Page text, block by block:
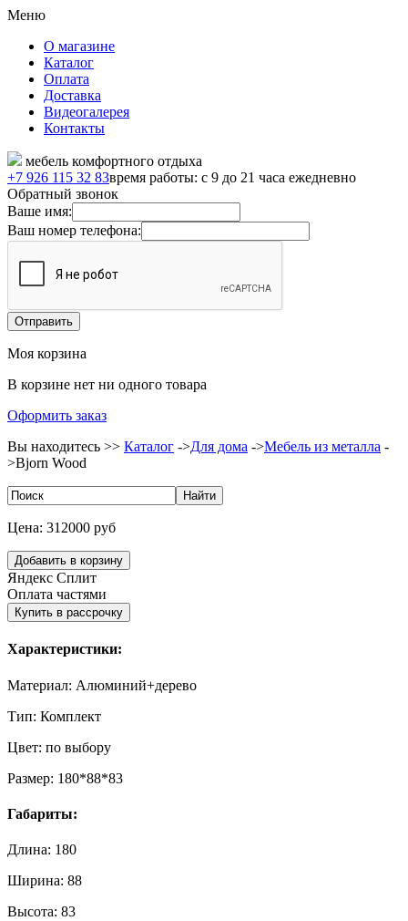
Меню
О магазине
Каталог
Оплата
Доставка
Видеогалерея
Контакты
мебель комфортного отдыха
+7 926 115 32 83время работы: с 9 до 21 часа ежедневно
Обратный звонок
Ваше имя:
Ваш номер телефона:
Моя корзина
В корзине нет ни одного товара
Оформить заказ
Вы находитесь >> Каталог ->Для дома ->Мебель из металла -
>Bjorn Wood
Цена: 312000 руб
Яндекс Сплит
Оплата частями
Характеристики:
Материал: Алюминий+дерево
Тип: Комплект
Цвет: по выбору
Размер: 180*88*83
Габариты:
Длина: 180
Ширина: 88
Высота: 83